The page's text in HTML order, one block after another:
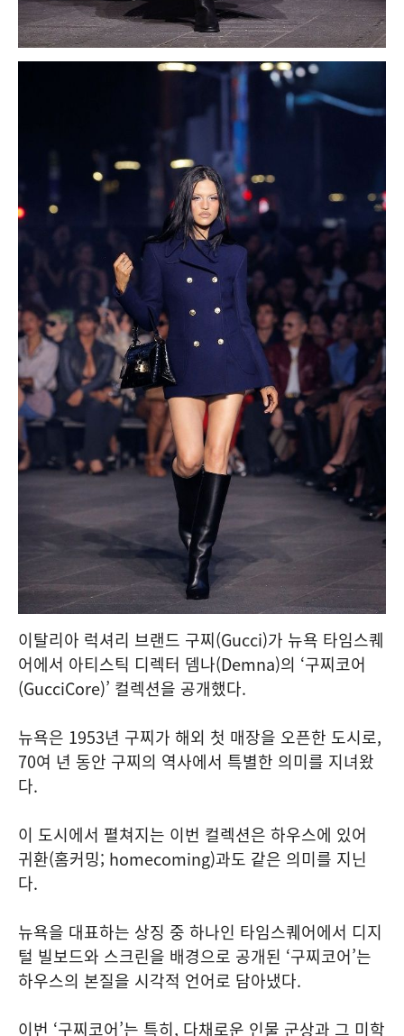
이탈리아 럭셔리 브랜드 구찌(Gucci)가 뉴욕 타임스퀘
어에서 아티스틱 디렉터 뎀나(Demna)의 ‘구찌코어
(GucciCore)’ 컬렉션을 공개했다.
뉴욕은 1953년 구찌가 해외 첫 매장을 오픈한 도시로,
70여 년 동안 구찌의 역사에서 특별한 의미를 지녀왔
다.
이 도시에서 펼쳐지는 이번 컬렉션은 하우스에 있어
귀환(홈커밍; homecoming)과도 같은 의미를 지닌
다.
뉴욕을 대표하는 상징 중 하나인 타임스퀘어에서 디지
털 빌보드와 스크린을 배경으로 공개된 ‘구찌코어’는
하우스의 본질을 시각적 언어로 담아냈다.
이번 ‘구찌코어’는 특히, 다채로운 인물 군상과 그 미학